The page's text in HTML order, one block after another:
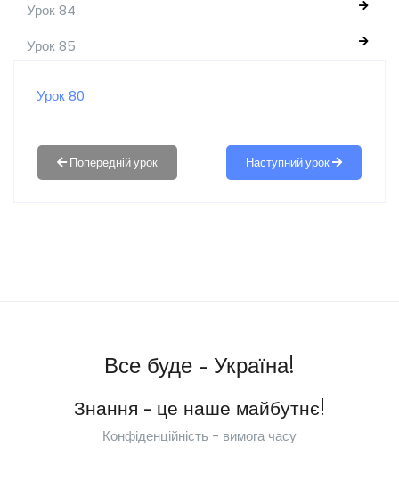
Урок 84
Урок 85
Урок 80
Наступний урок
Все буде - Україна!
Знання - це наше майбутнє!
Конфіденційність - вимога часу